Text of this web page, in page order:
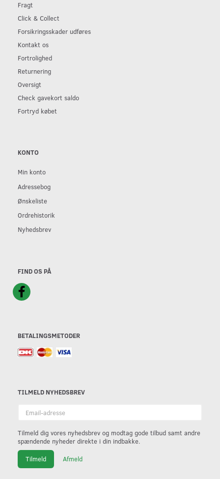
Fragt
Click & Collect
Forsikringsskader udføres
Kontakt os
Fortrolighed
Returnering
Oversigt
Check gavekort saldo
Fortryd købet
KONTO
Min konto
Adressebog
Ønskeliste
Ordrehistorik
Nyhedsbrev
FIND OS PÅ
BETALINGSMETODER
TILMELD NYHEDSBREV
adresse
Tilmeld dig vores nyhedsbrev og modtag gode tilbud samt andre
spændende nyheder direkte i din indbakke.
Tilmeld Afmeld